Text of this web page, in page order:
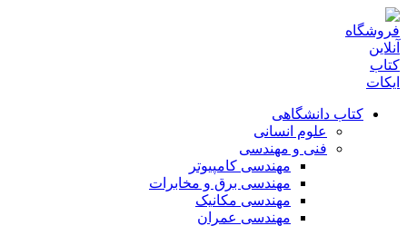
کتاب دانشگاهی
علوم انسانی
فنی و مهندسی
مهندسی کامپیوتر
مهندسی برق و مخابرات
مهندسی مکانیک
مهندسی عمران